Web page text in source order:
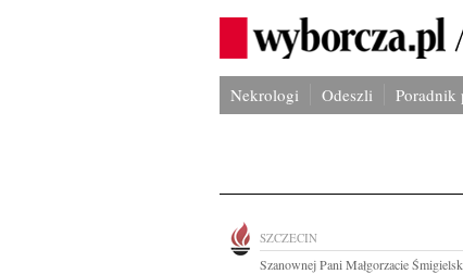
Nekrologi Odeszli Poradnik
SZCZECIN
Szanownej Pani Małgorzacie